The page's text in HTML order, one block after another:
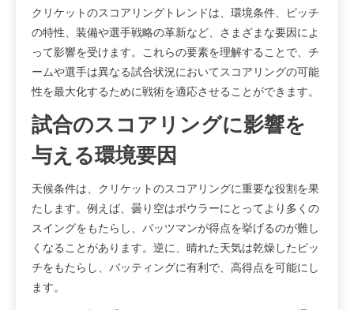
クリケットのスコアリングトレンドは、環境条件、ピッチ
の特性、装備や選手戦略の革新など、さまざまな要因によ
って影響を受けます。これらの要素を理解することで、チ
ームや選手は異なる試合状況においてスコアリングの可能
性を最大化するために戦術を適応させることができます。
試合のスコアリングに影響を
与える環境要因
天候条件は、クリケットのスコアリングに重要な役割を果
たします。例えば、曇り空はボウラーにとってより多くの
スイングをもたらし、バッツマンが得点を挙げるのが難し
くなることがあります。逆に、晴れた天気は乾燥したピッ
チをもたらし、バッティングに有利で、高得点を可能にし
ます。